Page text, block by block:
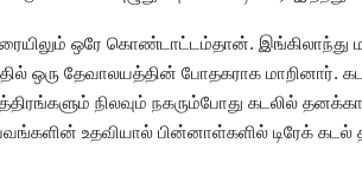
ஒரே கொண்டாட்டம்தான். இங்கிலாந்து
ஒரு தேவாலயத்தின் போதகராக
நிலவும் நகரும்போது
உதவியால் பின்னாள்களில் டிரேக் கடல்